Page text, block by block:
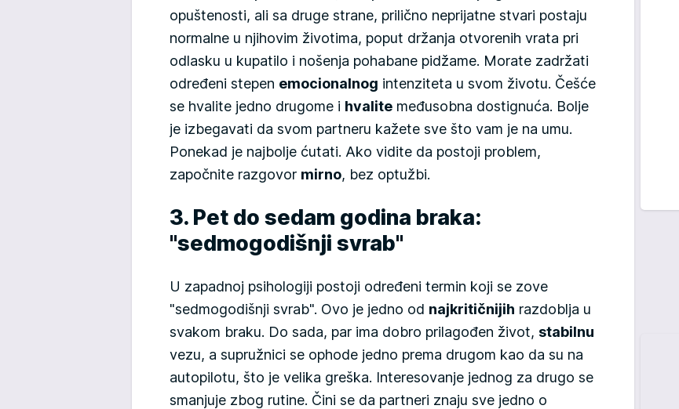
opuštenosti, ali sa druge strane, prilično neprijatne stvari postaju
normalne u njihovim životima, poput držanja otvorenih vrata pri
odlasku u kupatilo i nošenja pohabane pidžame. Morate zadržati
određeni stepen emocionalnog intenziteta u svom životu. Češće
se hvalite jedno drugome i hvalite međusobna dostignuća. Bolje
je izbegavati da svom partneru kažete sve što vam je na umu.
Ponekad je najbolje ćutati. Ako vidite da postoji problem,
započnite razgovor mirno, bez optužbi.
3. Pet do sedam godina braka:
"sedmogodišnji svrab"
U zapadnoj psihologiji postoji određeni termin koji se zove
"sedmogodišnji svrab". Ovo je jedno od najkritičnijih razdoblja u
svakom braku. Do sada, par ima dobro prilagođen život, stabilnu
vezu, a supružnici se ophode jedno prema drugom kao da su na
autopilotu, što je velika greška. Interesovanje jednog za drugo se
smanjuje zbog rutine. Čini se da partneri znaju sve jedno o